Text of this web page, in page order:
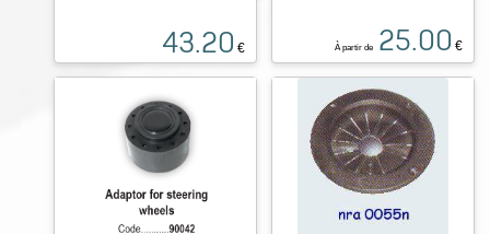
43.20 € À partir de 25.00 €